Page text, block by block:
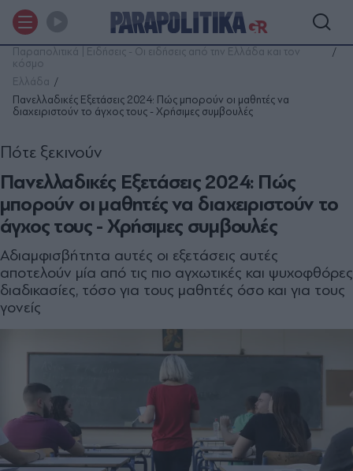
Παραπολιτικά | Ειδήσεις - Οι ειδήσεις από την Ελλάδα και τον
κόσμο
Ελλάδα
Πανελλαδικές Εξετάσεις 2024: Πώς μπορούν οι μαθητές να
διαχειριστούν το άγχος τους - Χρήσιμες συμβουλές
Πανελλαδικές Εξετάσεις 2024: Πώς
μπορούν οι μαθητές να διαχειριστούν το
άγχος τους - Χρήσιμες συμβουλές
Πότε ξεκινούν
Αδιαμφισβήτητα αυτές οι εξετάσεις αυτές
αποτελούν μία από τις πιο αγχωτικές και ψυχοφθόρες
διαδικασίες, τόσο για τους μαθητές όσο και για τους
γονείς